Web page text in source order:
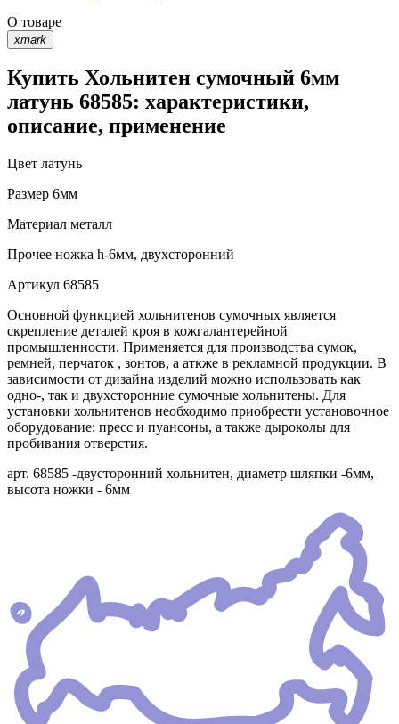
О товаре
xmark
Купить Хольнитен сумочный 6мм
латунь 68585: характеристики,
описание, применение
Цвет латунь
Размер 6мм
Материал металл
Прочее ножка h-6мм, двухсторонний
Артикул 68585
Основной функцией хольнитенов сумочных является
скрепление деталей кроя в кожгалантерейной
промышленности. Применяется для производства сумок,
ремней, перчаток , зонтов, а аткже в рекламной продукции. В
зависимости от дизайна изделий можно использовать как
одно-, так и двухсторонние сумочные хольнитены. Для
установки хольнитенов необходимо приобрести установочное
оборудование: пресс и пуансоны, а также дыроколы для
пробивания отверстия.
арт. 68585 -двусторонний хольнитен, диаметр шляпки -6мм,
высота ножки - 6мм